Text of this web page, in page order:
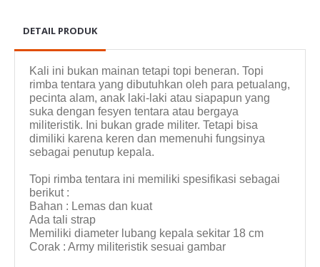
DETAIL PRODUK
Kali ini bukan mainan tetapi topi beneran. Topi
rimba tentara yang dibutuhkan oleh para petualang,
pecinta alam, anak laki-laki atau siapapun yang
suka dengan fesyen tentara atau bergaya
militeristik. Ini bukan grade militer. Tetapi bisa
dimiliki karena keren dan memenuhi fungsinya
sebagai penutup kepala.
Topi rimba tentara ini memiliki spesifikasi sebagai
berikut :
Bahan : Lemas dan kuat
Ada tali strap
Memiliki diameter lubang kepala sekitar 18 cm
Corak : Army militeristik sesuai gambar